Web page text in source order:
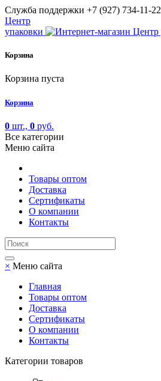
Cлужба поддержки +7 (927) 734-11-22
Центр
упаковки
Корзина
Корзина пуста
Корзина
0 шт., 0 руб.
Все категории
Меню сайта
Товары оптом
Доставка
Сертификаты
О компании
Контакты
× Меню сайта
Главная
Товары оптом
Доставка
Сертификаты
О компании
Контакты
Категории товаров